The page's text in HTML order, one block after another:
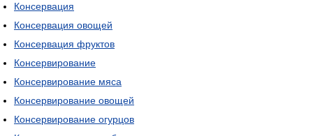
Консервация
Консервация овощей
Консервация фруктов
Консервирование
Консервирование мяса
Консервирование овощей
Консервирование огурцов